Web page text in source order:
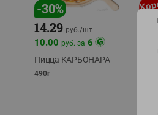
-30%
14.29 руб./шт
10.00 руб. за 6
Пицца КАРБОНАРА
490г